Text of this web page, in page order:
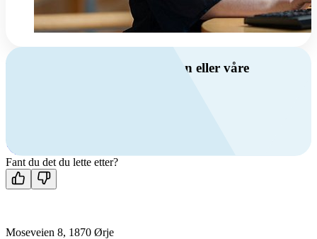
Har du spørsmål om ventilasjon eller våre
Kontakt oss
Fant du det du lette etter?
Moseveien 8, 1870 Ørje